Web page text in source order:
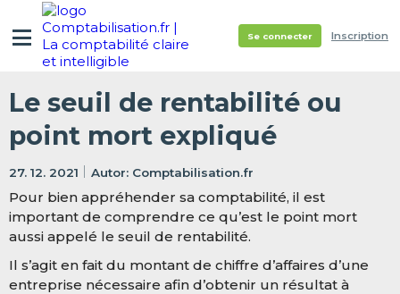
Se connecter Inscription
Le seuil de rentabilité ou
point mort expliqué
27. 12. 2021 Comptabilisation.fr
Pour bien appréhender sa comptabilité, il est
important de comprendre ce qu’est le point mort
aussi appelé le seuil de rentabilité.
Il s’agit en fait du montant de chiffre d’affaires d’une
entreprise nécessaire afin d’obtenir un résultat à